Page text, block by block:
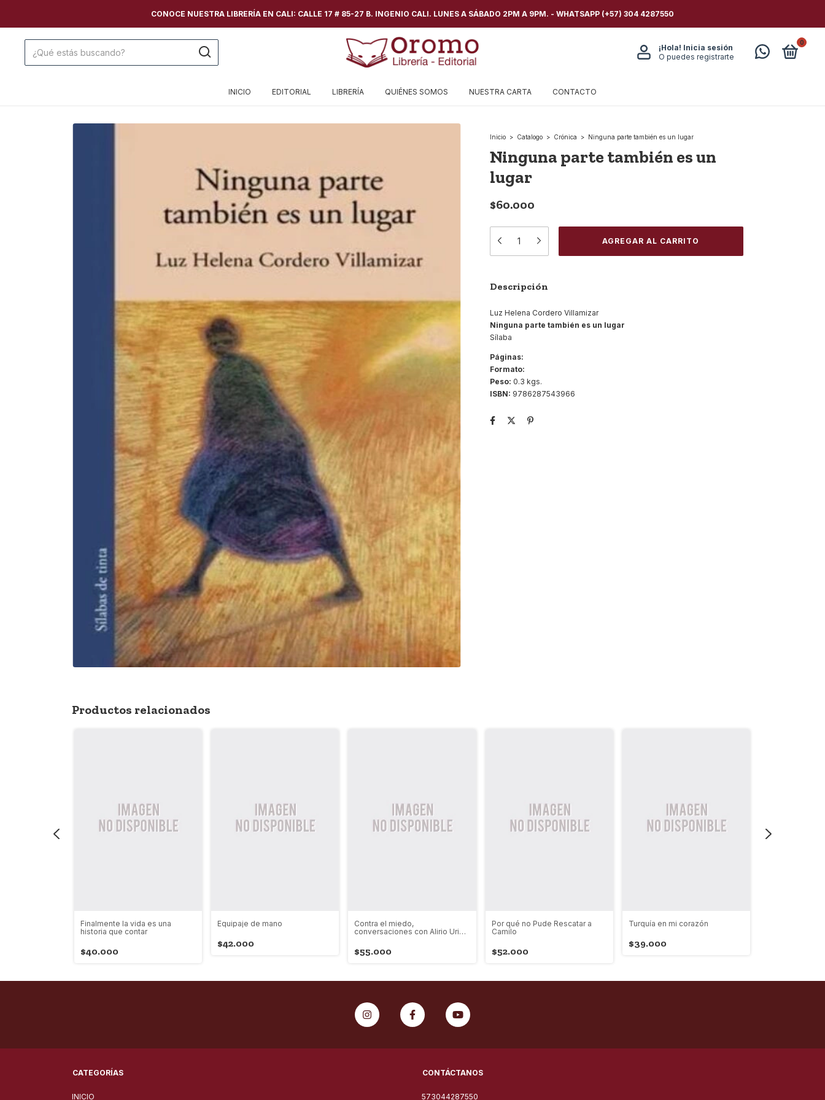
CONOCE NUESTRA LIBRERÍA EN CALI: CALLE 17 # 85-27 B. INGENIO CALI. LUNES A SÁBADO 2PM A 9PM. - WHATSAPP (+57) 304 4287550
¡Hola! Inicia sesión
O puedes registrarte
0
INICIO EDITORIAL LIBRERÍA QUIÉNES SOMOS NUESTRA CARTA CONTACTO
Inicio > Catalogo > Crónica > Ninguna parte también es un lugar
Ninguna parte también es un
lugar
$60.000
Descripción
Luz Helena Cordero Villamizar
Ninguna parte también es un lugar
Sílaba
Páginas:
Formato:
Peso: 0.3 kgs.
ISBN: 9786287543966
Productos relacionados
Finalmente la vida es una
historia que contar
$40.000
Equipaje de mano
$42.000
Contra el miedo,
conversaciones con Alirio Uribe
$55.000
Por qué no Pude Rescatar a
Camilo
$52.000
Turquía en mi corazón
$39.000
CATEGORÍAS
INICIO
CONTÁCTANOS
573044287550